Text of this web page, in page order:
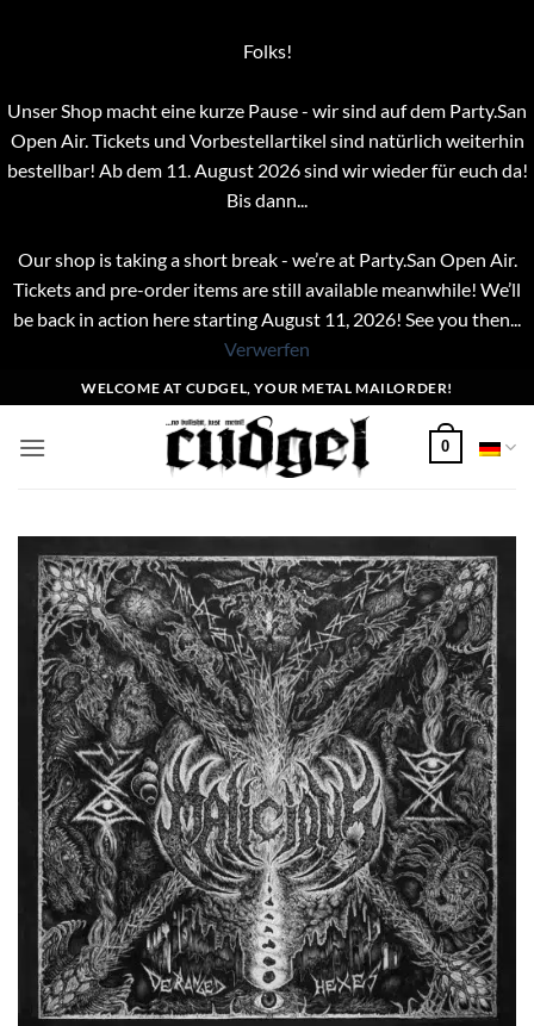
Folks!
Unser Shop macht eine kurze Pause - wir sind auf dem Party.San
Open Air. Tickets und Vorbestellartikel sind natürlich weiterhin
bestellbar! Ab dem 11. August 2026 sind wir wieder für euch da!
Bis dann...
Our shop is taking a short break - we’re at Party.San Open Air.
Tickets and pre-order items are still available meanwhile! We’ll
be back in action here starting August 11, 2026! See you then...
Verwerfen
Inhalt
springen
WELCOME AT CUDGEL, YOUR METAL MAILORDER!
0